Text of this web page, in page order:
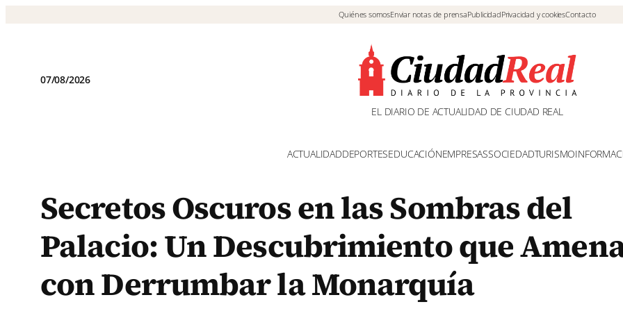
Quiénes somosEnviar notas de prensaPublicidadPrivacidad y cookiesContacto
07/08/2026
EL DIARIO DE ACTUALIDAD DE CIUDAD REAL
ACTUALIDADDEPORTESEDUCACIÓNEMPRESASSOCIEDADTURISMO
Secretos Oscuros en las Sombras del
Palacio: Un Descubrimiento que
con Derrumbar la Monarquía